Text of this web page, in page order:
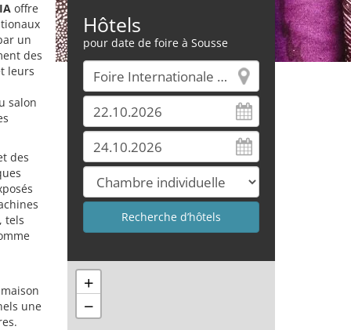
offre
un
des
leurs
salon
des
tels
une
Hôtels
pour date de foire à Sousse
+
−